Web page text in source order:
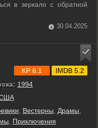
в зеркало с обратной
не класть шляпу на
просто способ получения
30.04.2025
1994
Вестерны Драмы
Приключения
KP 6.1 IMDB 5.2